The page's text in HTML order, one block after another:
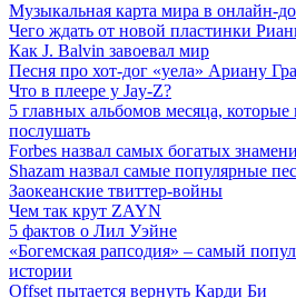
Музыкальная карта мира в онлайн-
Чего ждать от новой пластинки
Как J. Balvin завоевал мир
Песня про хот-дог «уела» Ариану
Что в плеере у Jay-Z?
5 главных альбомов месяца,
послушать
Forbes назвал самых богатых
Shazam назвал самые популярные
Заокеанские твиттер-войны
Чем так крут ZAYN
5 фактов о Лил Уэйне
«Богемская рапсодия» – самый
истории
Offset пытается вернуть Карди Би